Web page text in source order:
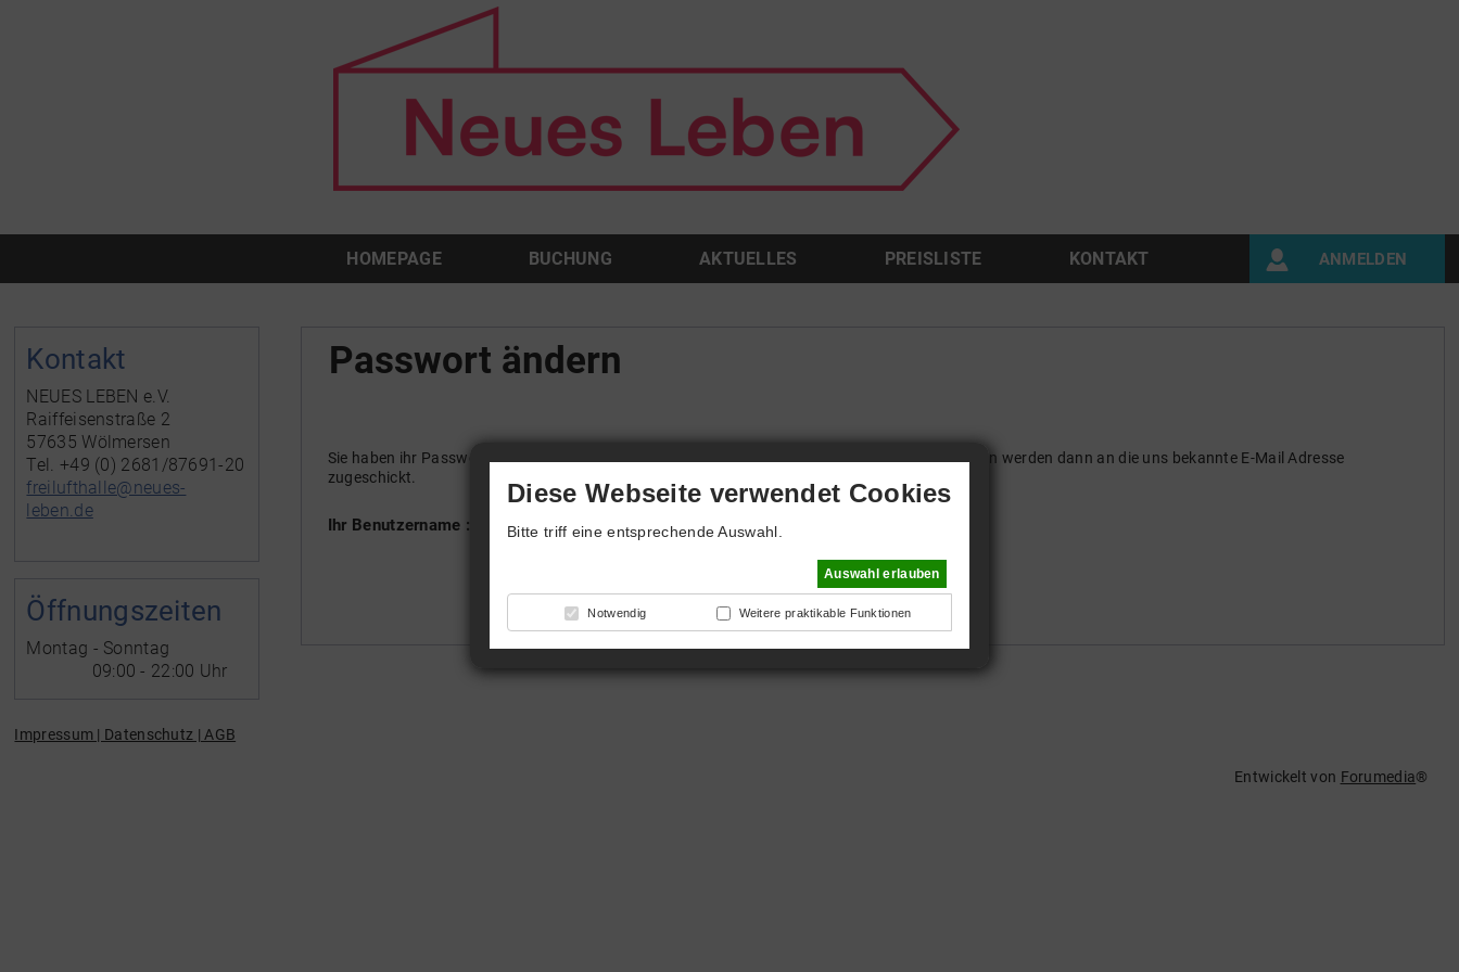
HOMEPAGE BUCHUNG AKTUELLES PREISLISTE KONTAKT ANMELDEN
Passwort ändern
Sie haben ihr Passwort vergessen? Bitte geben sie ihren Benutzernamen ein. Ihre Zugangsdaten werden dann an die uns bekannte E-Mail Adresse
zugeschickt.
Ihr Benutzername :
Kontakt
NEUES LEBEN e.V.
Raiffeisenstraße 2
57635 Wölmersen
Tel. +49 (0) 2681/87691-20
freilufthalle@neues-
leben.de
Öffnungszeiten
Montag - Sonntag
09:00 - 22:00 Uhr
Impressum | Datenschutz | AGB
Entwickelt von Forumedia®
Diese Webseite verwendet Cookies
Bitte triff eine entsprechende Auswahl.
Auswahl erlauben
Notwendig Weitere praktikable Funktionen